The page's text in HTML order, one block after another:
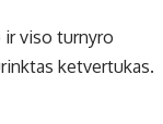
ir viso turnyro
ketvertukas.